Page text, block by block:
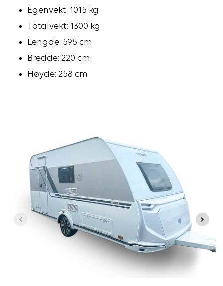
Egenvekt: 1015 kg
Totalvekt: 1300 kg
Lengde: 595 cm
Bredde: 220 cm
Høyde: 258 cm